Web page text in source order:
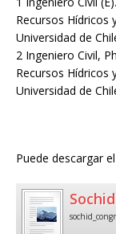
Recursos Hídricos
Universidad de
2 Ingeniero Civil,
Recursos Hídricos
Universidad de
Puede descargar